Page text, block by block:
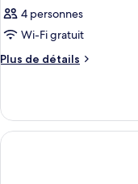
4 personnes
Wi-Fi gratuit
Plus de détails
Plus
Chambre